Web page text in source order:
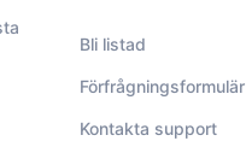
Bli listad
Förfrågningsformulär
Kontakta support